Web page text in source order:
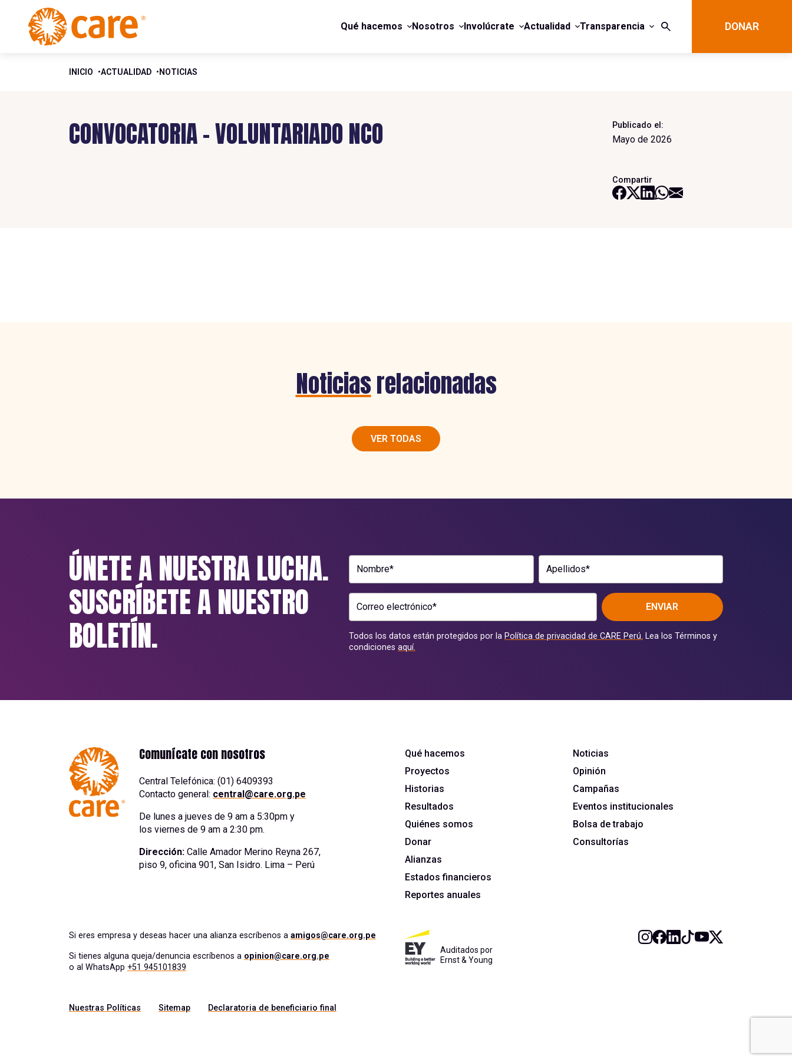
Qué hacemos Nosotros Involúcrate Actualidad Transparencia DONAR
INICIO ACTUALIDAD NOTICIAS
CONVOCATORIA – VOLUNTARIADO NCO Publicado el:
Mayo de 2026
Compartir
Noticiasrelacionadas
VER TODAS
ÚNETE A NUESTRA LUCHA.
SUSCRÍBETE A NUESTRO
BOLETÍN.
Nombre* Apellidos*
Correo electrónico* ENVIAR
Todos los datos están protegidos por la Política de privacidad de CARE Perú.
Lea los Términos y
condiciones aquí.
Comunícate con nosotros
Central Telefónica: (01) 6409393
Contacto general: central@care.org.pe
De lunes a jueves de 9 am a 5:30pm y
los viernes de 9 am a 2:30 pm.
Dirección: Calle Amador Merino Reyna 267,
piso 9, oficina 901, San Isidro. Lima – Perú
Qué hacemos
Proyectos
Historias
Resultados
Quiénes somos
Donar
Alianzas
Estados financieros
Reportes anuales
Noticias
Opinión
Campañas
Eventos institucionales
Bolsa de trabajo
Consultorías
Si eres empresa y deseas hacer una alianza escríbenos a amigos@care.org.pe
Si tienes alguna queja/denuncia escríbenos a opinion@care.org.pe
o al WhatsApp +51 945101839
Auditados por
Ernst & Young
Nuestras Políticas Sitemap Declaratoria de beneficiario final